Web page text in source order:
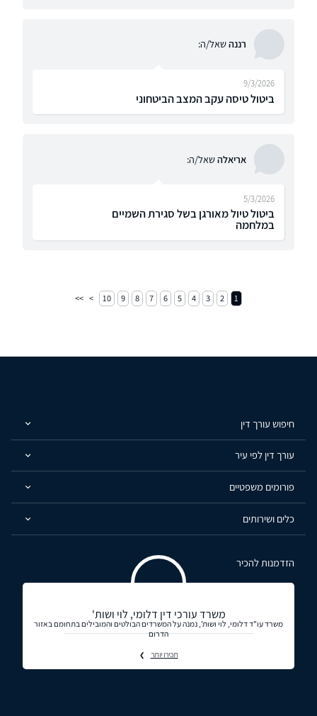
רננהשאל/ה:
ביטול טיסה עקב המצב הביטחוני
9/3/2026
אריאלהשאל/ה:
ביטול טיול מאורגן בשל סגירת השמיים
במלחמה
5/3/2026
1
2
3
4
5
6
7
8
9
10
חיפוש עורך דין
עורך דין לפי עיר
פורומים משפטיים
כלים ושירותים
הזדמנות להכיר
משרד עורכי דין דלומי, לוי ושות'
משרד עו"ד דלומי, לוי ושות', נמנה על המשרדים הבולטים והמובילים בתחומם באזור
הדרום
תכירו יותר